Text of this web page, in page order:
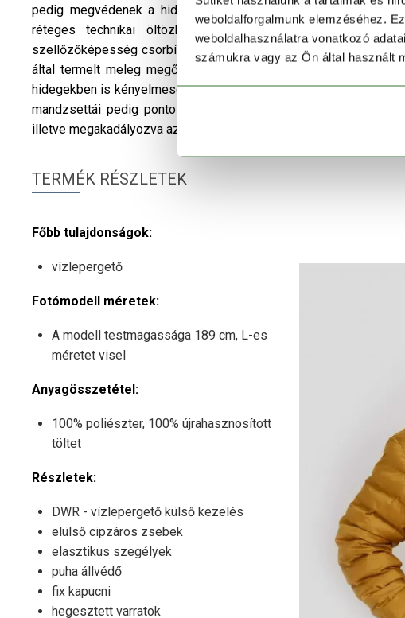
weboldalforgalmunk elemzéséhez.
weboldalhasználatra vonatkozó
számukra vagy az Ön által használt
pedig megvédenek a hideg széltől. Ergonomikus szabása
réteges technikai öltözködést is lehetővé teszi. A kabát
szellőzőképesség csorbítása nélkül tart melegen a kedvezőtlen
által termelt meleg megőrzéséhez, és meggátolja a
hidegekben is kényelmesen érezheti magát. Cipzáras külső
mandzsettái pedig pontosan illeszkednek csuklódra, a szabad
illetve megakadályozva az ujjak felgyűrődését.
TERMÉK RÉSZLETEK
Főbb tulajdonságok:
vízlepergető
Fotómodell méretek:
A modell testmagassága 189 cm, L-es
méretet visel
Anyagösszetétel:
100% poliészter, 100% újrahasznosított
töltet
Részletek:
DWR - vízlepergető külső kezelés
elülső cipzáros zsebek
elasztikus szegélyek
puha állvédő
fix kapucni
hegesztett varratok